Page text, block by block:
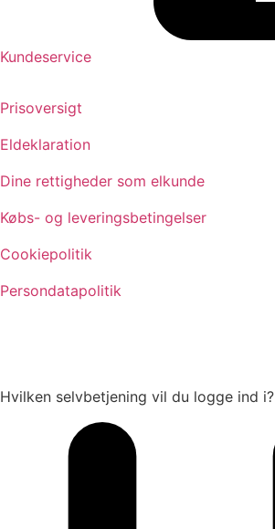
Kundeservice
Prisoversigt
Eldeklaration
Dine rettigheder som elkunde
Købs- og leveringsbetingelser
Cookiepolitik
Persondatapolitik
Hvilken selvbetjening vil du logge ind i?